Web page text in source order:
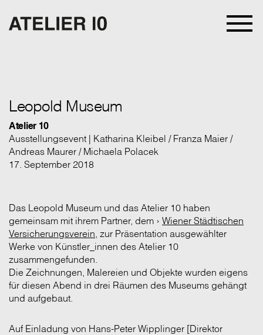
Leopold Museum
Atelier 10
Ausstellungsevent | Katharina Kleibel / Franza Maier /
Andreas Maurer / Michaela Polacek
17. September 2018
Das Leopold Museum und das Atelier 10 haben
gemeinsam mit ihrem Partner, dem › Wiener Städtischen
Versicherungsverein, zur Präsentation ausgewählter
Werke von Künstler_innen des Atelier 10
zusammengefunden.
Die Zeichnungen, Malereien und Objekte wurden eigens
für diesen Abend in drei Räumen des Museums gehängt
und aufgebaut.
Auf Einladung von Hans-Peter Wipplinger [Direktor